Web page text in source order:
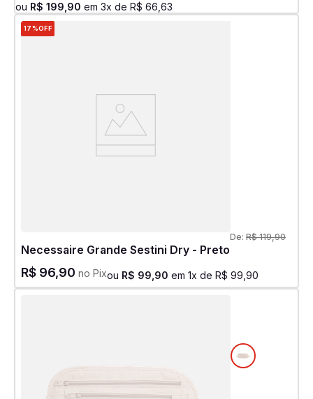
ou R$ 199 90 em 3x de R$ 66 63
17%OFF
Necessaire Grande Sestini Dry - Preto
De: R$ 119,90
R$ 96,90 no Pixou R$ 99 90 em 1x de R$ 99 90